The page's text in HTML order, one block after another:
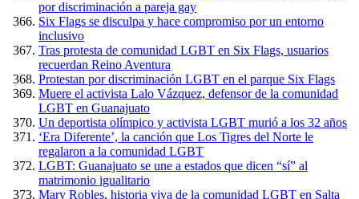
por discriminación a pareja gay
Six Flags se disculpa y hace compromiso por un entorno
inclusivo
Tras protesta de comunidad LGBT en Six Flags, usuarios
recuerdan Reino Aventura
Protestan por discriminación LGBT en el parque Six Flags
Muere el activista Lalo Vázquez, defensor de la comunidad
LGBT en Guanajuato
Un deportista olímpico y activista LGBT murió a los 32 años
‘Era Diferente’, la canción que Los Tigres del Norte le
regalaron a la comunidad LGBT
LGBT: Guanajuato se une a estados que dicen “sí” al
matrimonio igualitario
Mary Robles, historia viva de la comunidad LGBT en Salta